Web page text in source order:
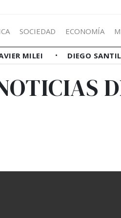
SOCIEDAD ECONOMÍA
MILEI DIEGO